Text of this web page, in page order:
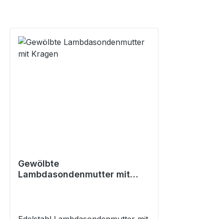
Gewölbte
Lambdasondenmutter mit